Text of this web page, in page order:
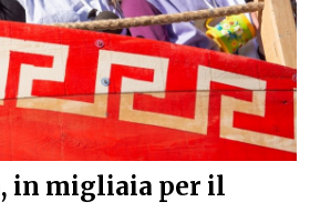
in migliaia per il